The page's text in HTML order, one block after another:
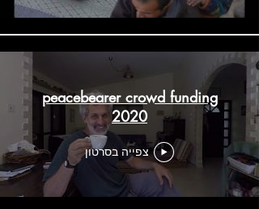
peacebearer crowd funding
2020
צפייה בסרטון